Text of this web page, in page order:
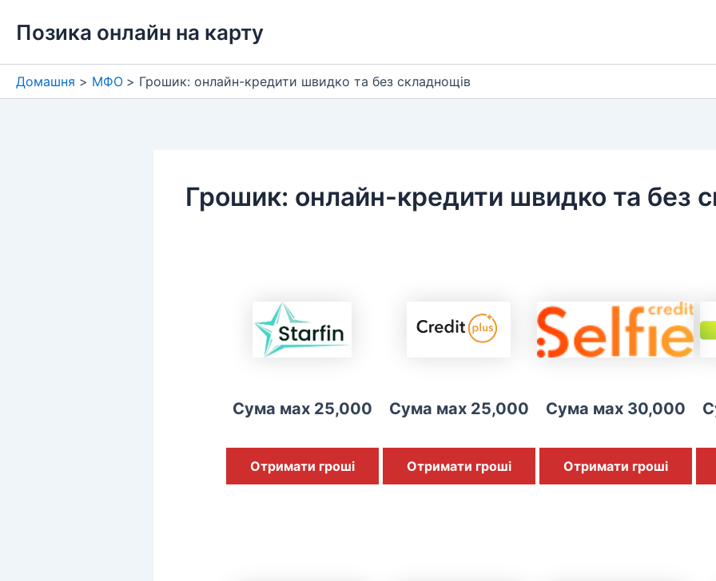
Позика онлайн на карту
Домашня МФО Грошик: онлайн-кредити швидко та без складнощів
Грошик: онлайн-кредити швидко та без
Сума мах 25,000
Отримати гроші
Сума мах 25,000
Отримати гроші
Сума мах 30,000
Отримати гроші